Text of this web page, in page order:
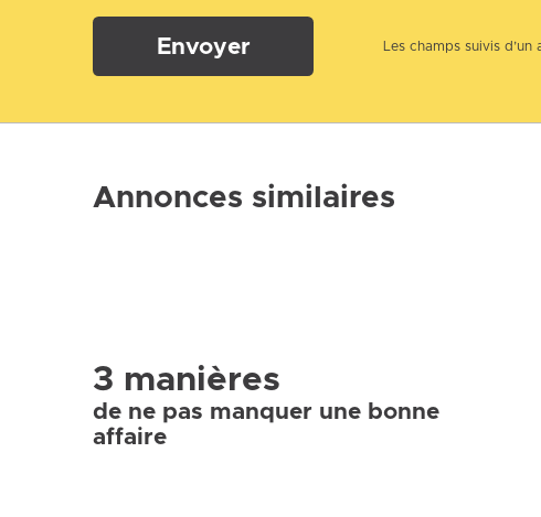
Envoyer Les champs suivis
Annonces similaires
3 manières
de ne pas manquer une bonne
affaire